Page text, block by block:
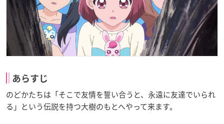
あらすじ
のどかたちは「そこで友情を誓い合うと、永遠に友達でいられ
る」という伝説を持つ大樹のもとへやって来ます。